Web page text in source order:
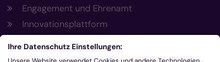
Engagement und Ehrenamt
Innovationsplattform
Aus der Plattform